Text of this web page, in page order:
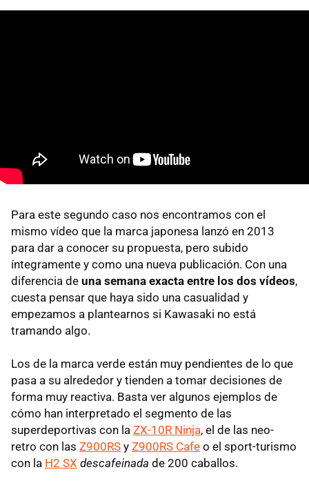
Para este segundo caso nos encontramos con el
mismo vídeo que la marca japonesa lanzó en 2013
para dar a conocer su propuesta, pero subido
íntegramente y como una nueva publicación. Con una
diferencia de una semana exacta entre los dos vídeos,
cuesta pensar que haya sido una casualidad y
empezamos a plantearnos si Kawasaki no está
tramando algo.
Los de la marca verde están muy pendientes de lo que
pasa a su alrededor y tienden a tomar decisiones de
forma muy reactiva. Basta ver algunos ejemplos de
cómo han interpretado el segmento de las
superdeportivas con la ZX-10R Ninja, el de las neo-
retro con las Z900RS y Z900RS Cafe o el sport-turismo
con la H2 SX descafeinada de 200 caballos.